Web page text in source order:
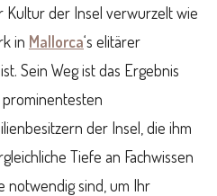
Kultur der Insel verwurzelt wie
in Mallorca‘s elitärer
Sein Weg ist das Ergebnis
der Insel, die ihm
Tiefe an Fachwissen
notwendig sind, um Ihr